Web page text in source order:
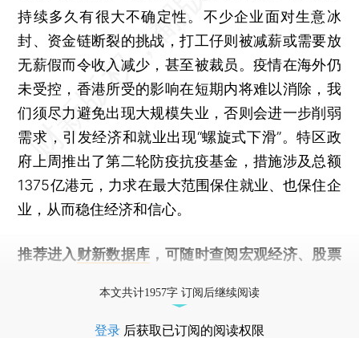
持续多久有很大不确定性。不少企业面对生意冰
封、资金链断裂的挑战，打工仔则被减薪或需要放
无薪假而令收入减少，甚至被裁员。疫情在海外仍
未受控，香港所受的影响在短期内将难以消除，我
们须尽力避免出现大规模失业，否则会进一步削弱
需求，引发经济和就业出现“螺旋式下滑”。特区政
府上周推出了第二轮防疫抗疫基金，措施涉及总额
1375亿港元，力求在最大范围保住就业、也保住企
业，从而稳住经济和信心。
推荐进入 财新数据库 ，可随时查阅宏观经济、股票
本文共计1957字 订阅后继续阅读
登录 后获取已订阅的阅读权限